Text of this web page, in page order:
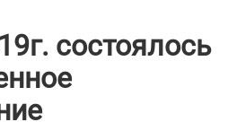
состоялось